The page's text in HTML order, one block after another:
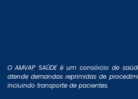
O AMVAP SAÚDE é um consórcio de
atende demandas reprimidas de
incluindo transporte de pacientes.